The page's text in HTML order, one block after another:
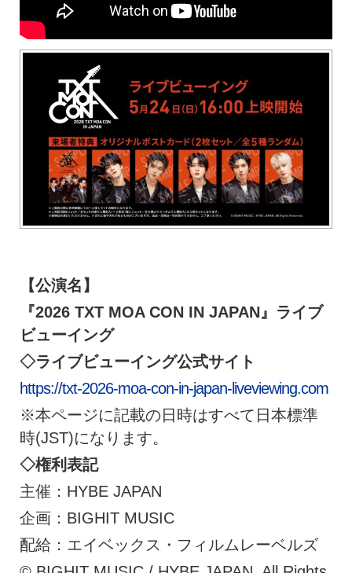
【公演名】
『2026 TXT MOA CON IN JAPAN』ライブ
ビューイング
◇ライブビューイング公式サイト
https://txt-2026-moa-con-in-japan-liveviewing.com
※本ページに記載の日時はすべて日本標準
時(JST)になります。
◇権利表記
主催：HYBE JAPAN
企画：BIGHIT MUSIC
配給：エイベックス・フィルムレーベルズ